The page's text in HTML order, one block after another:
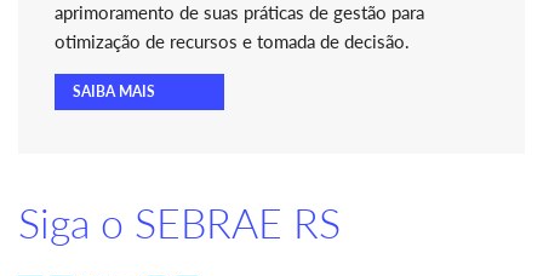
aprimoramento de suas práticas de gestão para
otimização de recursos e tomada de decisão.
SAIBA MAIS
Siga o SEBRAE RS